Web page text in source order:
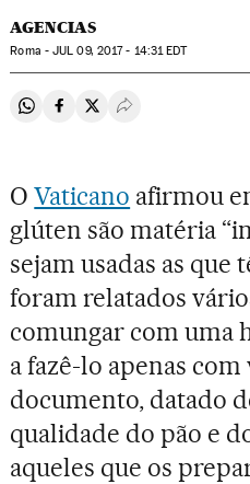
AGENCIAS
Roma -JUL 09, 2017 - 14:31 EDT
Compartir en Whatsapp
Compartir en Facebook
Compartir en Twitter
Desplegar Redes
OVaticano afirmou
glúten são matéria
sejam usadas as
foram relatados
comungar com uma
a fazê-lo apenas
documento, datado
qualidade do pão e
aqueles que os